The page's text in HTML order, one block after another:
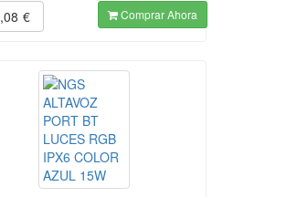
€ Comprar Ahora